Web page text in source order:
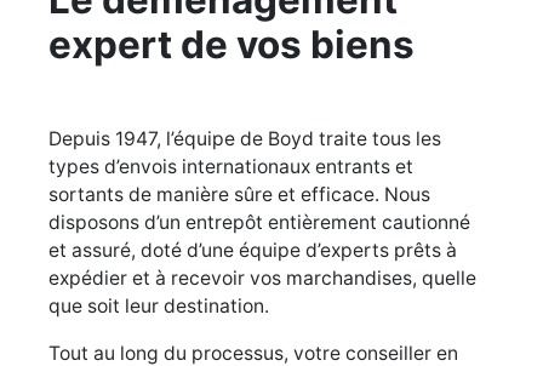
expert de vos biens
Depuis 1947, l’équipe de Boyd traite tous les
types d’envois internationaux entrants et
sortants de manière sûre et efficace. Nous
disposons d’un entrepôt entièrement cautionné
et assuré, doté d’une équipe d’experts prêts à
expédier et à recevoir vos marchandises, quelle
que soit leur destination.
Tout au long du processus, votre conseiller en